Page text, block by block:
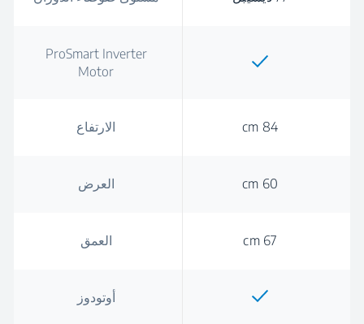
ProSmart Inverter
Motor
الارتفاع 84 cm
العرض 60 cm
العمق 67 cm
أوتودوز